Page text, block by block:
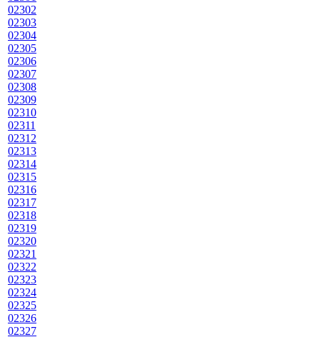
02302
02303
02304
02305
02306
02307
02308
02309
02310
02311
02312
02313
02314
02315
02316
02317
02318
02319
02320
02321
02322
02323
02324
02325
02326
02327